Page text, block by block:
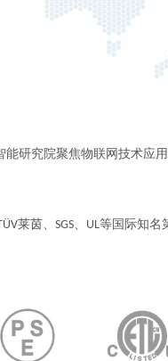
能研究院聚焦物联网技术应
莱茵、SGS、UL等国际知